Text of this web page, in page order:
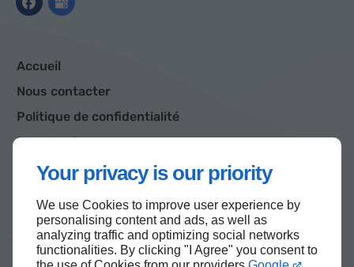
Your privacy is our priority
We use Cookies to improve user experience by
personalising content and ads, as well as
analyzing traffic and optimizing social networks
functionalities. By clicking "I Agree" you consent to
Accueil
Nous contacter
Politique de confidentialité
Plan du site
Haut de page